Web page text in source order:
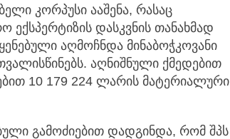
კორპუსი ააშენა, რასაც
ექსპერტიზის დასკვნის თანახმად
აღმოჩნდა მინაბოჭკოვანი
აღნიშნული ქმედებით
10 179 224 ლარის მატერიალური
გამოძიებით დადგინდა, რომ შპს